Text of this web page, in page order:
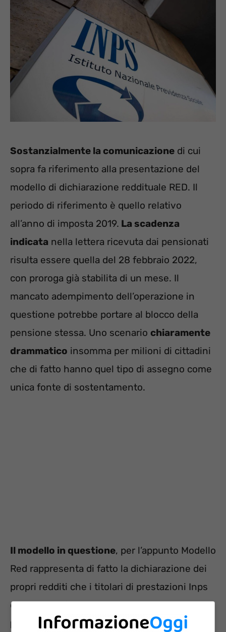
Sostanzialmente la comunicazione di cui
sopra fa riferimento alla presentazione del
modello di dichiarazione reddituale RED. Il
periodo di riferimento è quello relativo
all’anno di imposta 2019. La scadenza
indicata nella lettera ricevuta dai pensionati
risulta essere quella del 28 febbraio 2022,
con proroga già stabilita di un mese. Il
mancato adempimento dell’operazione in
questione potrebbe portare al blocco della
pensione stessa. Uno scenario chiaramente
drammatico insomma per milioni di cittadini
che di fatto hanno quel tipo di assegno come
unica fonte di sostentamento.
Il modello in questione, per l’appunto Modello
Red rappresenta di fatto la dichiarazione dei
propri redditi che i titolari di prestazioni Inps
devono per forza di cose presentare
periodicamente all’Istituto di previdenza